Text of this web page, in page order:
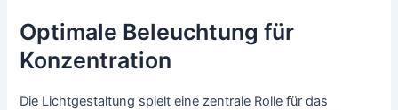
Optimale Beleuchtung für
Konzentration
Die Lichtgestaltung spielt eine zentrale Rolle für das